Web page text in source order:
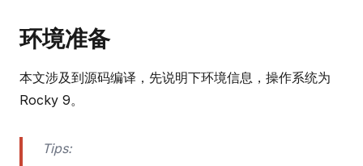
环境准备
本文涉及到源码编译，先说明下环境信息，操作系统为
Rocky 9。
Tips: